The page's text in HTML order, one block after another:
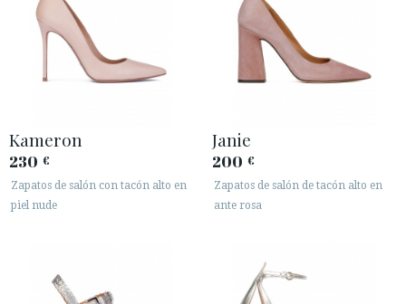
ENGLISH
· POLÍTICA DE PRIVACIDAD
Kameron
230 €
Zapatos de salón con tacón alto en
piel nude
Janie
200 €
Zapatos de salón de tacón alto en
ante rosa